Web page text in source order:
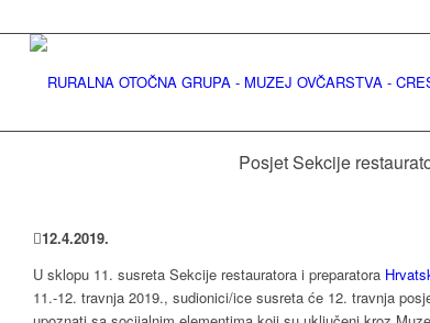
Posjet Sekcije
12.4.2019.
U sklopu 11. susreta Sekcije restauratora i preparatora
11.-12. travnja 2019., sudionici/ice susreta će 12. travnja